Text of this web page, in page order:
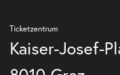
Ticketzentrum
Kaiser-Josef-